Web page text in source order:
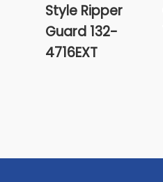
Style Ripper
Guard 132-
4716EXT